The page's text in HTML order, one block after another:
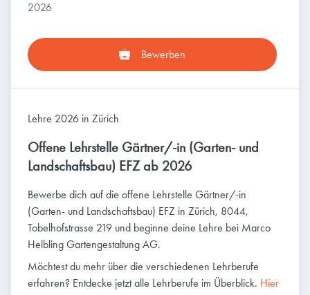
2026
Bewerben
Lehre 2026 in Zürich
Offene Lehrstelle Gärtner/-in (Garten- und
Landschaftsbau) EFZ ab 2026
Bewerbe dich auf die offene Lehrstelle Gärtner/-in
(Garten- und Landschaftsbau) EFZ in Zürich, 8044,
Tobelhofstrasse 219 und beginne deine Lehre bei Marco
Helbling Gartengestaltung AG.
Möchtest du mehr über die verschiedenen Lehrberufe
erfahren? Entdecke jetzt alle Lehrberufe im Überblick. Hier